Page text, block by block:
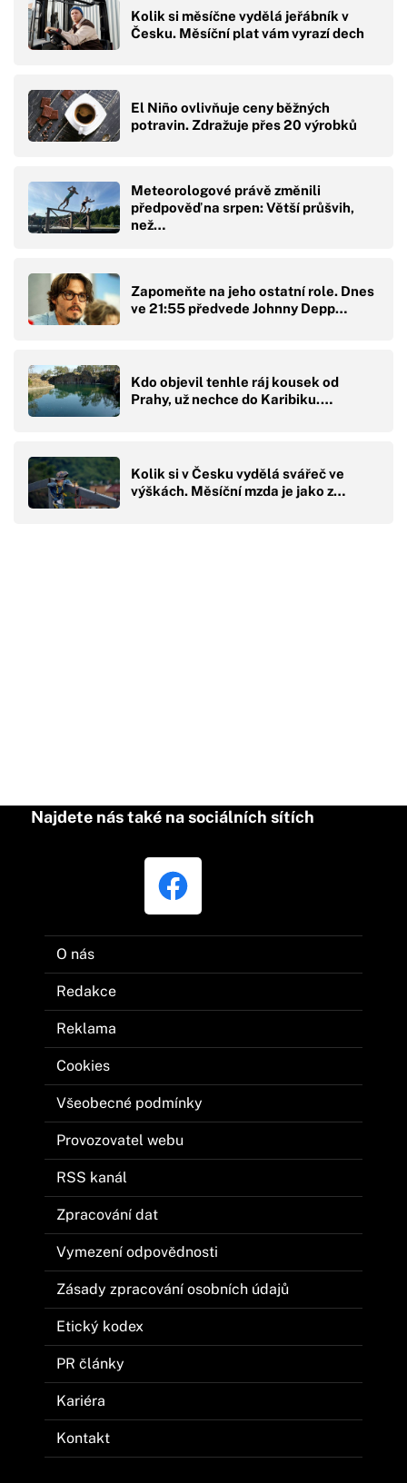
Kolik si měsíčne vydělá jeřábník v
Česku. Měsíční plat vám vyrazí dech
El Niño ovlivňuje ceny běžných
potravin. Zdražuje přes 20 výrobků
Meteorologové právě změnili
předpověď na srpen: Větší průšvih,
než…
Zapomeňte na jeho ostatní role. Dnes
ve 21:55 předvede Johnny Depp…
Kdo objevil tenhle ráj kousek od
Prahy, už nechce do Karibiku.…
Kolik si v Česku vydělá svářeč ve
výškách. Měsíční mzda je jako z…
Najdete nás také na sociálních sítích
O nás
Redakce
Reklama
Cookies
Všeobecné podmínky
Provozovatel webu
RSS kanál
Zpracování dat
Vymezení odpovědnosti
Zásady zpracování osobních údajů
Etický kodex
PR články
Kariéra
Kontakt